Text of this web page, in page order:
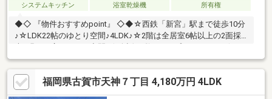
システムキッチン
浴室乾燥機 所有権
◆◇ 『物件おすすめpoint』 ◇◆☆西鉄「新宮」駅まで徒歩10分
♪☆LDK22帖のゆとり空間♪4LDK♪☆2階は全居室6帖以上の2面採
車2台並列駐車可能♪≪見学について≫見学は事前にサイト又はお
電話にてご予約いただくとスムーズです♪お問い合わせは【0120-
888-466】まで※ご案内は送迎車にてご自宅へ無料送迎も可能で
す！お家探しの第一歩を、【リアルティストア福岡東店 】でスタ
福岡県古賀市天神７丁目 4,180万円 4LDK